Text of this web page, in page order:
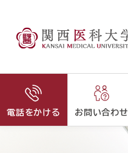
電話をかける お問い合わせ